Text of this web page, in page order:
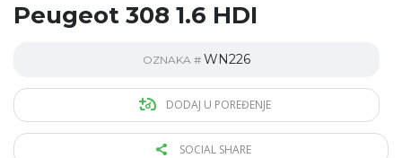
Peugeot 308 1.6 HDI
OZNAKA # WN226
DODAJ U POREĐENJE
SOCIAL SHARE